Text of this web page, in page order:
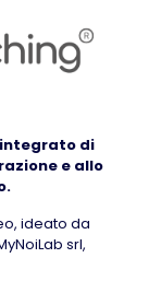
integrato di
e allo
ideato da
srl,